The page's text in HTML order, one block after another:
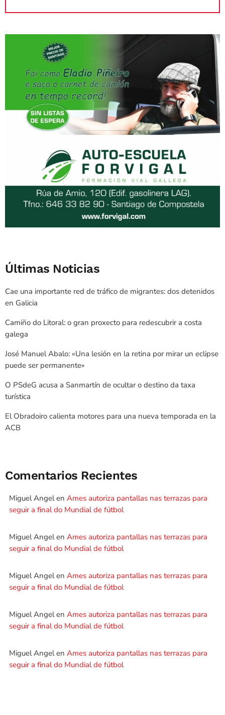
Últimas Noticias
Cae una importante red de tráfico de migrantes: dos detenidos
en Galicia
Camiño do Litoral: o gran proxecto para redescubrir a costa
galega
José Manuel Abalo: «Una lesión en la retina por mirar un eclipse
puede ser permanente»
O PSdeG acusa a Sanmartín de ocultar o destino da taxa
turística
El Obradoiro calienta motores para una nueva temporada en la
ACB
Comentarios Recientes
Miguel Angelen Ames autoriza pantallas nas terrazas para
seguir a final do Mundial de fútbol
Miguel Angelen Ames autoriza pantallas nas terrazas para
seguir a final do Mundial de fútbol
Miguel Angelen Ames autoriza pantallas nas terrazas para
seguir a final do Mundial de fútbol
Miguel Angelen Ames autoriza pantallas nas terrazas para
seguir a final do Mundial de fútbol
Miguel Angelen Ames autoriza pantallas nas terrazas para
seguir a final do Mundial de fútbol